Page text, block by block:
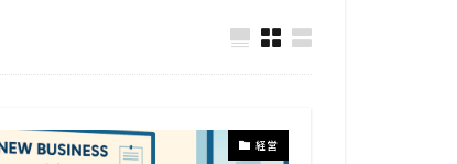
経営